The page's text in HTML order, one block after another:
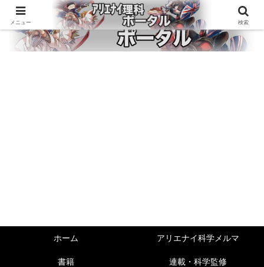
ホーム アリエナイ科学メルマ
書籍 連載・科学監修
メニュー 検索